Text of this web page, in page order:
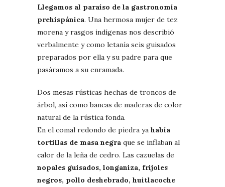
Llegamos al paraíso de la gastronomía
prehispánica. Una hermosa mujer de tez
morena y rasgos indígenas nos describió
verbalmente y como letanía seis guisados
preparados por ella y su padre para que
pasáramos a su enramada.
Dos mesas rústicas hechas de troncos de
árbol, así como bancas de maderas de color
natural de la rústica fonda.
En el comal redondo de piedra ya había
tortillas de masa negra que se inflaban al
calor de la leña de cedro. Las cazuelas de
nopales guisados, longaniza, frijoles
negros, pollo deshebrado, huitlacoche